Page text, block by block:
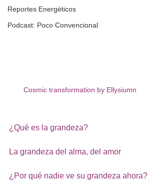
Reportes Energéticos
Podcast: Poco Convencional
Cosmic transformation by Ellysiumn
¿Qué es la grandeza?
La grandeza del alma, del amor
¿Por qué nadie ve su grandeza ahora?